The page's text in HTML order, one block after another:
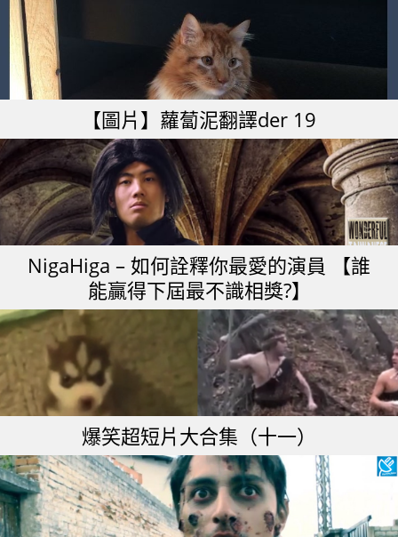
【圖片】蘿蔔泥翻譯der 19
NigaHiga – 如何詮釋你最愛的演員 【誰
能贏得下屆最不識相獎?】
爆笑超短片大合集（十一）